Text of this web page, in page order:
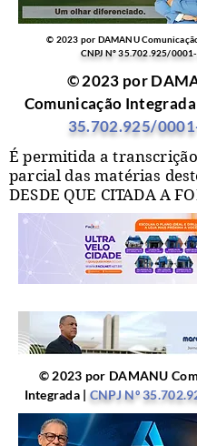
© 2023 por DAMANU
CNPJ Nº35.702.925/
© 2023 por
Comunicação Integrada
35.702.925/
É permitida a
parcial das matérias
DESDE QUE CITADA A
© 2023 por DAMANU
Integrada | CNPJ Nº